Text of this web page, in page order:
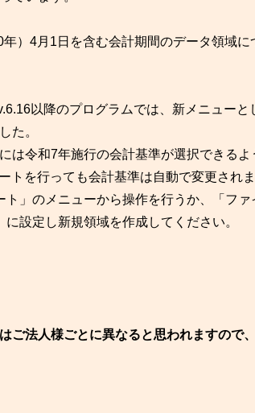
）4月1日を含む会計期間のデータ領域
以降のプログラムでは、新メニュー
た。
は令和7年施行の会計基準が選択できるよ
トを行っても会計基準は自動で変更され
」のメニューから操作を行うか、「ファ
設定し新規領域を作成してください。
ご法人様ごとに異なると思われますので